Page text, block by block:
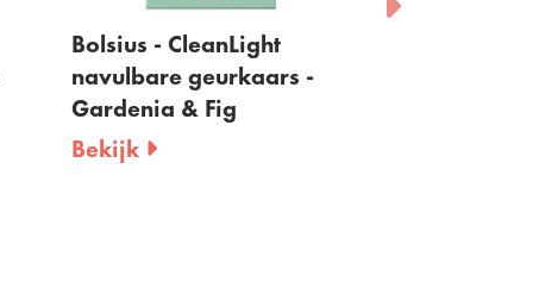
Bolsius - CleanLight
navulbare geurkaars -
Gardenia & Fig
Bekijk